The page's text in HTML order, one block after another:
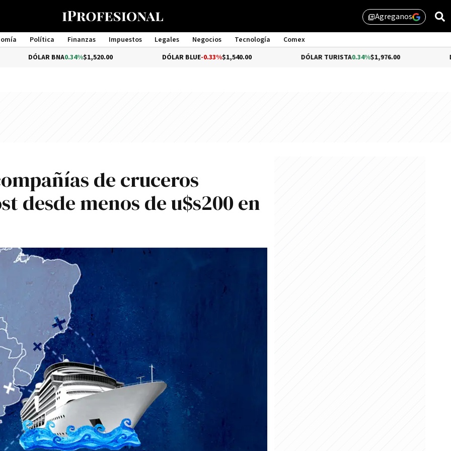
library_addAgreganos
Política Finanzas Impuestos Legales Negocios Tecnología
Comex
Management
0.34%$1,520.00 -0.33%$1,540.00 DÓLAR TURISTA0.34%$1,976.00
de cruceros
desde menos de u$s200 en